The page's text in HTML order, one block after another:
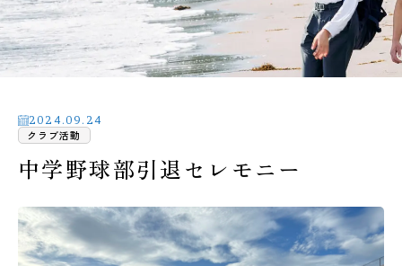
進路進学
受験生の皆様へ
在校生・保護者の皆様へ
卒業生の皆様へ
2024.09.24
クラブ活動
中学野球部引退セレモニー